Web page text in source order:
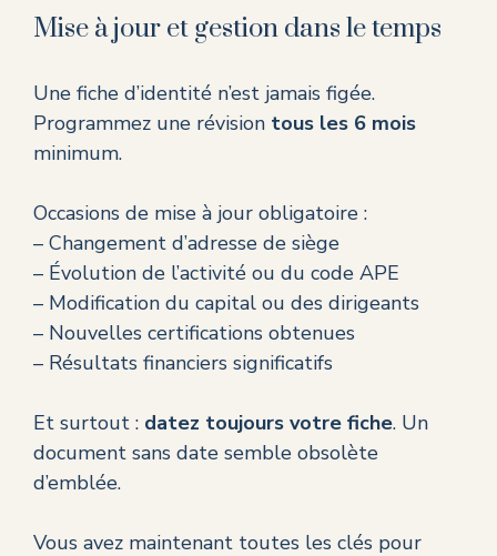
Mise à jour et gestion dans le temps
Une fiche d’identité n’est jamais figée.
Programmez une révision tous les 6 mois
minimum.
Occasions de mise à jour obligatoire :
– Changement d’adresse de siège
– Évolution de l’activité ou du code APE
– Modification du capital ou des dirigeants
– Nouvelles certifications obtenues
– Résultats financiers significatifs
Et surtout : datez toujours votre fiche. Un
document sans date semble obsolète
d’emblée.
Vous avez maintenant toutes les clés pour